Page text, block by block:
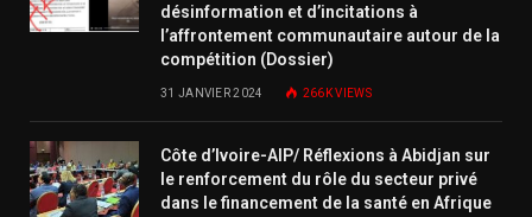
désinformation et d’incitations à
l’affrontement communautaire autour de la
compétition (Dossier)
31 JANVIER 2024 266KVIEWS
Côte d’Ivoire-AIP/ Réflexions à Abidjan sur
le renforcement du rôle du secteur privé
dans le financement de la santé en Afrique